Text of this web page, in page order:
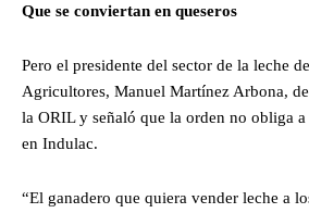
Que se conviertan en queseros
Pero el presidente del sector de la leche
Agricultores, Manuel Martínez Arbona,
la ORIL y señaló que la orden no obliga
en Indulac.
“El ganadero que quiera vender leche a